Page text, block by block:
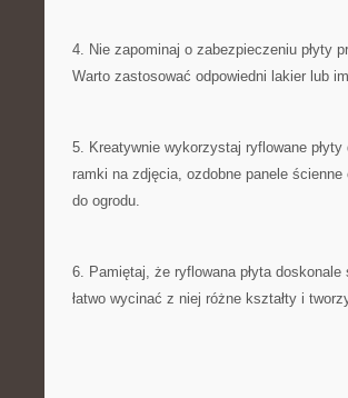
4. Nie zapominaj o zabezpieczeniu płyty
Warto‌ zastosować odpowiedni lakier lub
5. ‍Kreatywnie ​wykorzystaj ryflowane
ramki na⁣ zdjęcia,⁢ ozdobne‌ panele
do ogrodu.
6. ​Pamiętaj, że ryflowana płyta
⁤łatwo wycinać z⁤ niej różne kształty i